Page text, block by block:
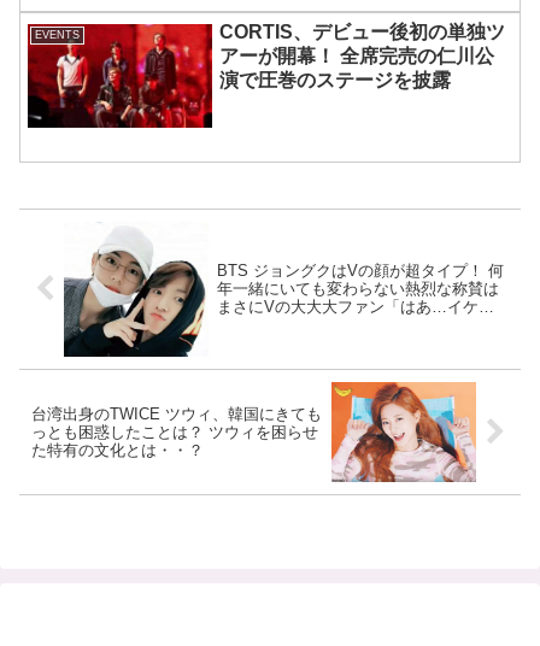
EVENTS
CORTIS、デビュー後初の単独ツ
アーが開幕！ 全席完売の仁川公
演で圧巻のステージを披露
BTS ジョングクはVの顔が超タイプ！ 何
年一緒にいても変わらない熱烈な称賛は
まさにVの大大大ファン「はあ…イケメ
台湾出身のTWICE ツウィ、韓国にきても
っとも困惑したことは？ ツウィを困らせ
た特有の文化とは・・？